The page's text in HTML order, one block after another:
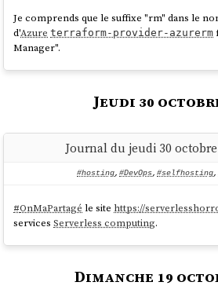
          "jj log*": "allow",
          "jj diff*": "allow",
          "jj status": "allow",
          "ls*": "allow",
    }
limitation d'accès aux commandes cli, du
autoriser seulement des commandes de
les issues sur la sécurité de
, j'ai découvert
système de permissions d'OpenCode.
Je comprends que le suffixe "rm" dans le
d'Azure terraform-provider-azurerm
Manager".
Jeudi 30
Journal du jeudi 30 octobre
#hosting, #DevOps, #selfhosting,
#OnMaPartagé le site https://
servicesServerless computing.
Dimanche 19